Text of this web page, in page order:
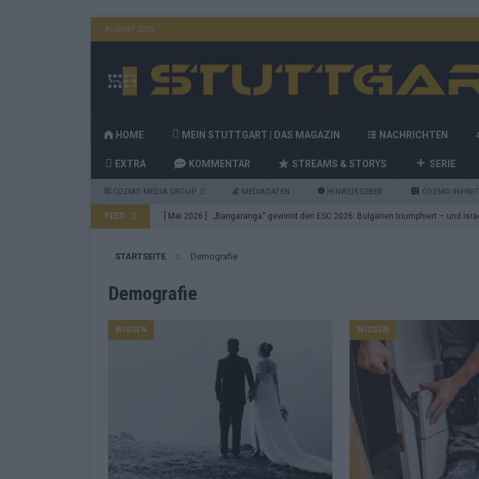
AUGUST 2026
HOME MEIN STUTTGART | DAS MAGAZIN NACHRICHTEN
EXTRA KOMMENTAR STREAMS & STORYS SERIE
COZMO MEDIA GROUP MEDIADATEN HINWEISGEBER COZMO
FEED [ Mai 2026 ] „Bangaranga“ gewinnt den ESC 2026: Bulgarien triumphiert – und
[ Mai 2026 ] Von JJ bis Lordi: Das sind die Showacts im ESC-Finale 2026 in Wien
[ Mai 2026 ]
ESC-Finale 2026: Finnland Favorit, Australien überrascht – alle Acts
„Douze Points“, Televoting, Jurys – die Geschichte der ESC-Wertung
EUROVISION
ESC-Finale komplett: 20 Qualifikanten, vier Big-Four-Länder, ein
Überblick EUROVISION
[ Mai 2026 ] ESC 2026: JJ performt „Unknown“, Walzer zu kurz, Moderation zu
STARTSEITE Demografie
Demografie
WISSEN WISSEN